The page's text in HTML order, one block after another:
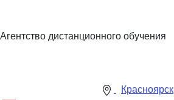
Агентство дистанционного обучения
Красноярск